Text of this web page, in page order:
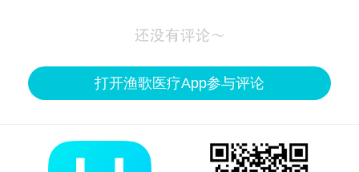
打开渔歌医疗App参与评论